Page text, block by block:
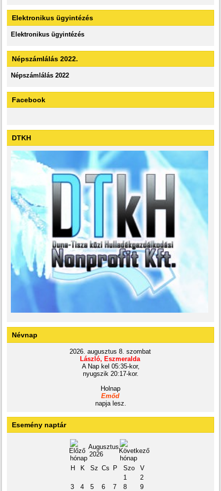
Elektronikus ügyintézés
Elektronikus ügyintézés
Népszámlálás 2022.
Népszámlálás 2022
Facebook
DTKH
Névnap
2026. augusztus 8. szombat
László, Eszmeralda
A Nap kel 05:35-kor,
nyugszik 20:17-kor.
Holnap
Emőd
napja lesz.
Esemény naptár
Augusztus
2026
H
K Sz Cs P Szo
V
1
2
3
4 5 6 7 8 9